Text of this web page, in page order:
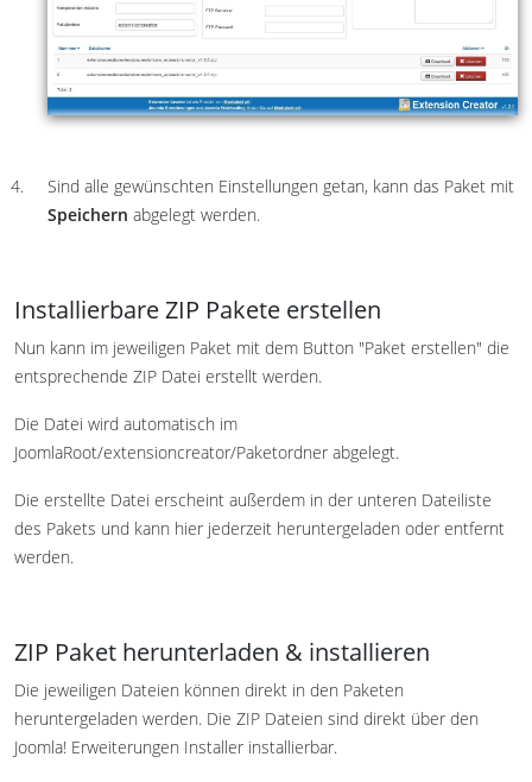
Sind alle gewünschten Einstellungen getan, kann das Paket mit
Speichern abgelegt werden.
Installierbare ZIP Pakete erstellen
Nun kann im jeweiligen Paket mit dem Button "Paket erstellen" die
entsprechende ZIP Datei erstellt werden.
Die Datei wird automatisch im
JoomlaRoot/extensioncreator/Paketordner abgelegt.
Die erstellte Datei erscheint außerdem in der unteren Dateiliste
des Pakets und kann hier jederzeit heruntergeladen oder entfernt
werden.
ZIP Paket herunterladen & installieren
Die jeweiligen Dateien können direkt in den Paketen
heruntergeladen werden. Die ZIP Dateien sind direkt über den
Joomla! Erweiterungen Installer installierbar.